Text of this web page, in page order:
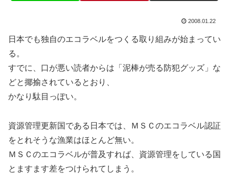
2008.01.22
日本でも独自のエコラベルをつくる取り組みが始まってい
る。
すでに、口が悪い読者からは「泥棒が売る防犯グッズ」な
どと揶揄されているとおり、
かなり駄目っぽい。
資源管理更新国である日本では、ＭＳＣのエコラベル認証
をとれそうな漁業はほとんど無い。
ＭＳＣのエコラベルが普及すれば、資源管理をしている国
とますます差をつけられてしまう。